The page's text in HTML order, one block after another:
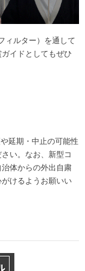
ィルター）を通して
イドとしてもぜひ
延期・中止の可能性
い。なお、新型コ
体からの外出自粛
けるようお願いい